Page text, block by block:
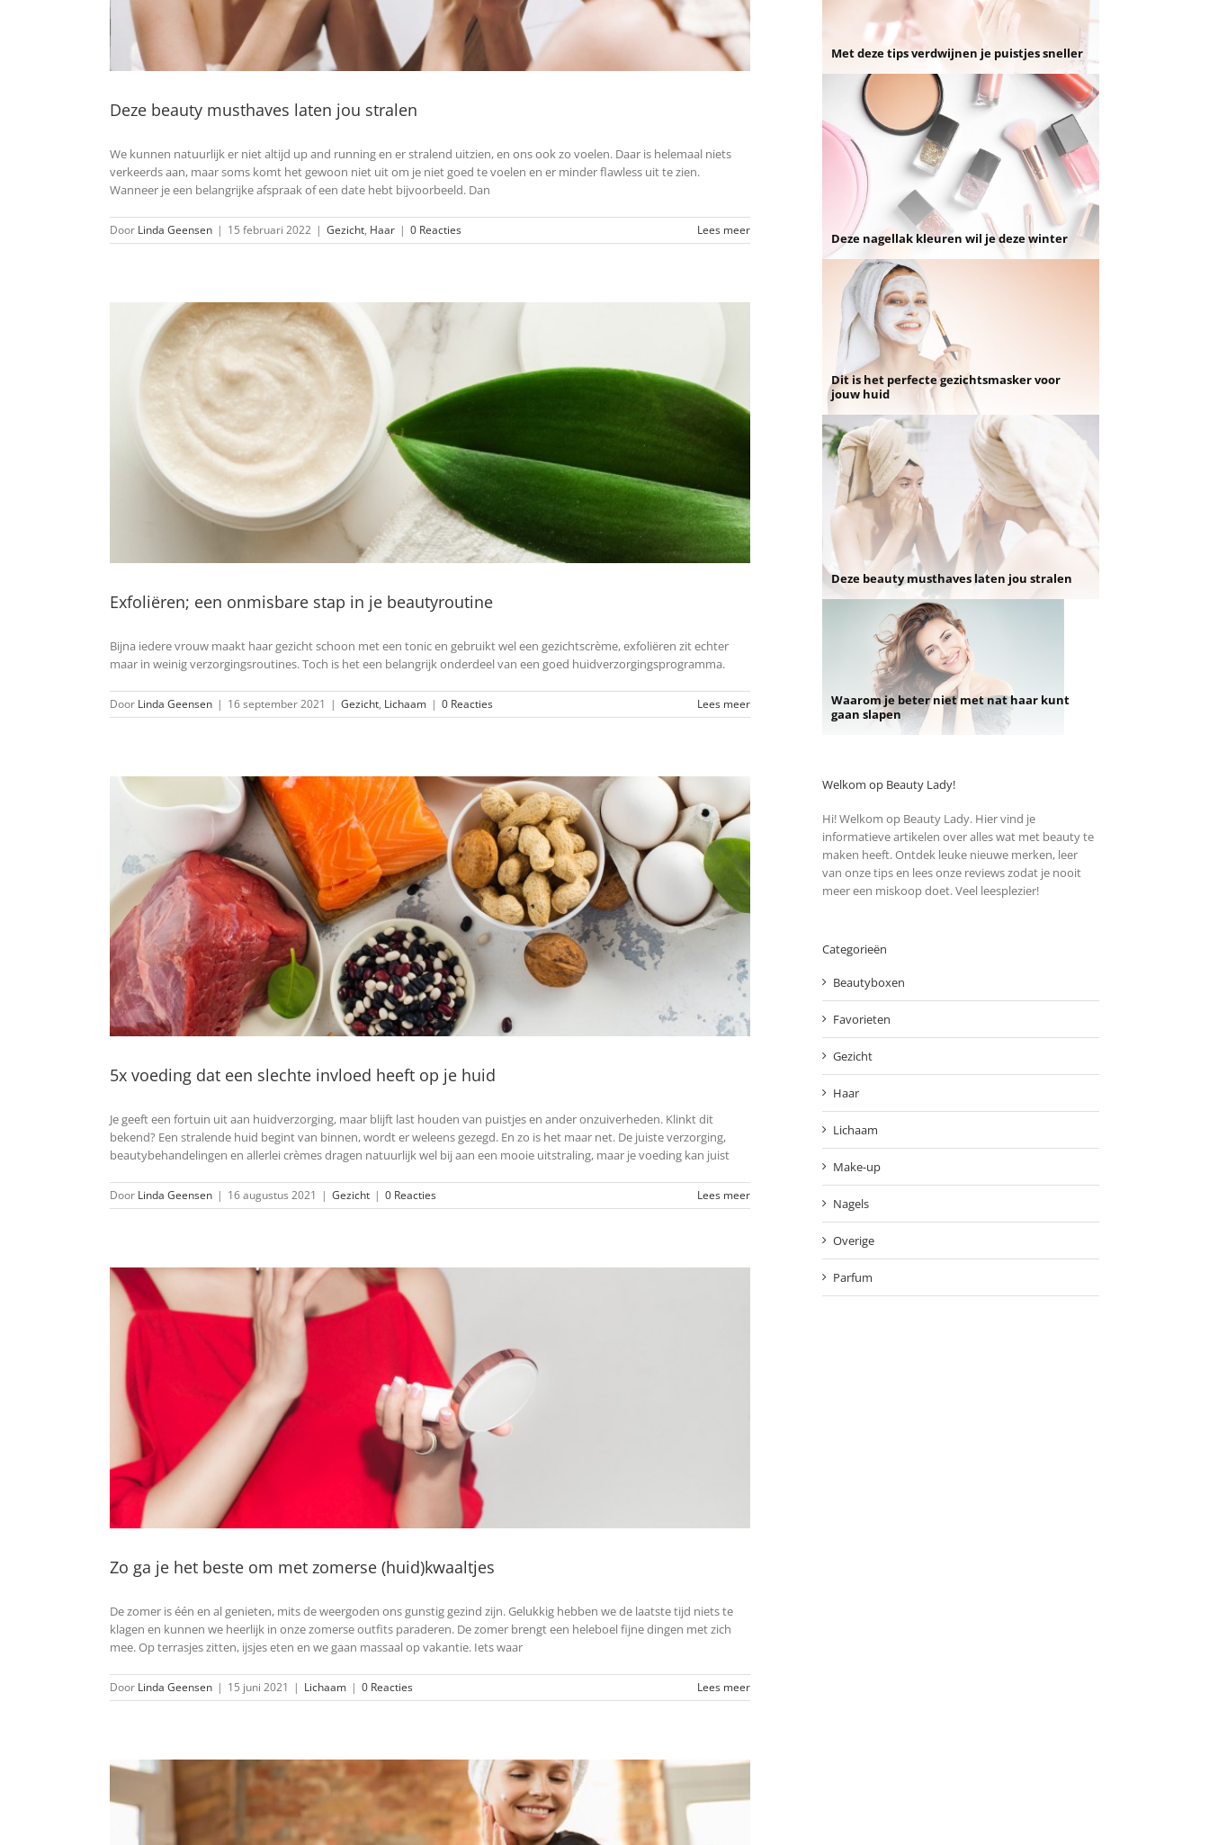
Deze beauty musthaves laten jou stralen
We kunnen natuurlijk er niet altijd up and running en er stralend uitzien, en ons ook zo voelen. Daar is helemaal niets
verkeerds aan, maar soms komt het gewoon niet uit om je niet goed te voelen en er minder flawless uit te zien.
Wanneer je een belangrijke afspraak of een date hebt bijvoorbeeld. Dan
Door Linda Geensen | 15 februari 2022 | Gezicht, Haar | 0 Reacties Lees meer
Exfoliëren; een onmisbare stap in je beautyroutine
Bijna iedere vrouw maakt haar gezicht schoon met een tonic en gebruikt wel een gezichtscrème, exfoliëren zit echter
maar in weinig verzorgingsroutines. Toch is het een belangrijk onderdeel van een goed huidverzorgingsprogramma.
Door Linda Geensen | 16 september 2021 | Gezicht, Lichaam | 0 Reacties Lees meer
5x voeding dat een slechte invloed heeft op je huid
Je geeft een fortuin uit aan huidverzorging, maar blijft last houden van puistjes en ander onzuiverheden. Klinkt dit
bekend? Een stralende huid begint van binnen, wordt er weleens gezegd. En zo is het maar net. De juiste verzorging,
beautybehandelingen en allerlei crèmes dragen natuurlijk wel bij aan een mooie uitstraling, maar je voeding kan juist
Door Linda Geensen | 16 augustus 2021 | Gezicht | 0 Reacties Lees meer
Zo ga je het beste om met zomerse (huid)kwaaltjes
De zomer is één en al genieten, mits de weergoden ons gunstig gezind zijn. Gelukkig hebben we de laatste tijd niets te
klagen en kunnen we heerlijk in onze zomerse outfits paraderen. De zomer brengt een heleboel fijne dingen met zich
mee. Op terrasjes zitten, ijsjes eten en we gaan massaal op vakantie. Iets waar
Door Linda Geensen | 15 juni 2021 | Lichaam | 0 Reacties Lees meer
Met deze tips verdwijnen je puistjes sneller
Deze nagellak kleuren wil je deze winter
Dit is het perfecte gezichtsmasker voor
jouw huid
Deze beauty musthaves laten jou stralen
Waarom je beter niet met nat haar kunt
gaan slapen
Welkom op Beauty Lady!
Hi! Welkom op Beauty Lady. Hier vind je
informatieve artikelen over alles wat met beauty te
maken heeft. Ontdek leuke nieuwe merken, leer
van onze tips en lees onze reviews zodat je nooit
meer een miskoop doet. Veel leesplezier!
Categorieën
Beautyboxen
Favorieten
Gezicht
Haar
Lichaam
Make-up
Nagels
Overige
Parfum